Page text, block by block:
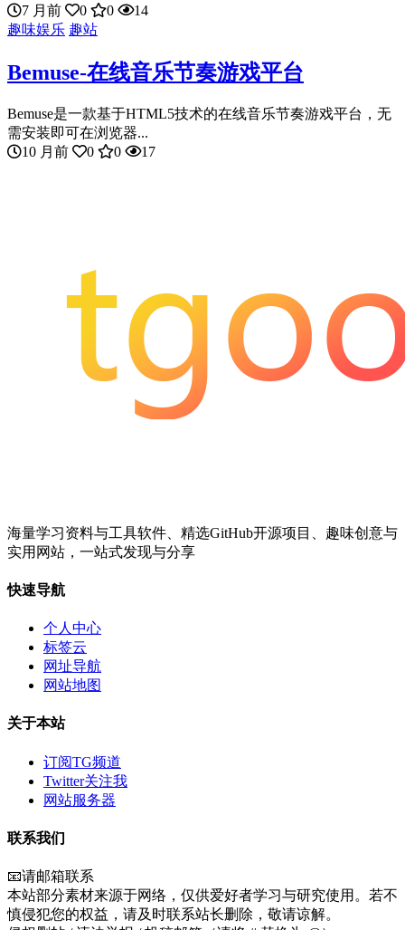
7 月前
0 0
14
趣味娱乐 趣站
Bemuse-在线音乐节奏游戏平台
Bemuse是一款基于HTML5技术的在线音乐节奏游戏平台，无
需安装即可在浏览器...
10 月前
0 0 17
海量学习资料与工具软件、精选GitHub开源项目、趣味创意与
实用网站，一站式发现与分享
快速导航
个人中心
标签云
网址导航
网站地图
关于本站
订阅TG频道
Twitter关注我
网站服务器
联系我们
📧请邮箱联系
本站部分素材来源于网络，仅供爱好者学习与研究使用。若不
慎侵犯您的权益，请及时联系站长删除，敬请谅解。